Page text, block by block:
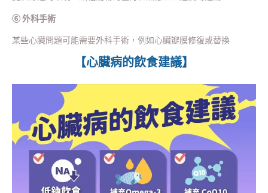
⑥ 外科手術
某些心臟問題可能需要外科手術，例如心臟瓣膜修復或替換
【心臟病的飲食建議】